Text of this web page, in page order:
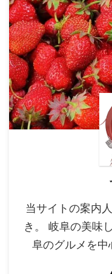
当サイトの案内
き。 岐阜の美味
阜のグルメを中